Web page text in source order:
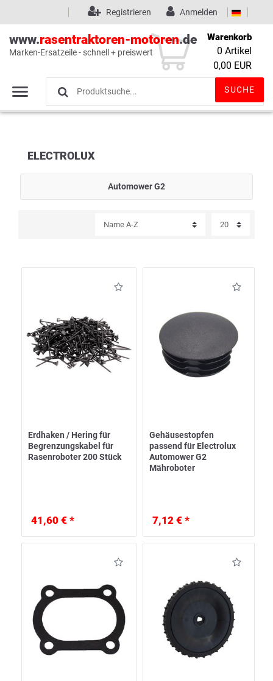
Wunschliste (0)
Anmelden
Registrieren
www.rasentraktoren-motoren.de
Marken-Ersatzeile - schnell + preiswert
SUCHE
Warenkorb
0 Artikel
0,00 EUR
ELECTROLUX
Automower G2
Erdhaken / Hering für
Begrenzungskabel für
Rasenroboter 200 Stück
41,60 € *
Gehäusestopfen
passend für Electrolux
Automower G2
Mähroboter
7,12 € *